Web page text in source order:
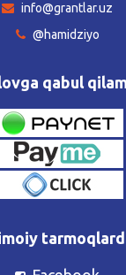
info@grantlar.uz
@hamidziyo
qabul